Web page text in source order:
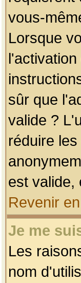
vous-
Lorsque
sûr que
valide ?
réduire
est valide,
Revenir
Je me
Les
nom